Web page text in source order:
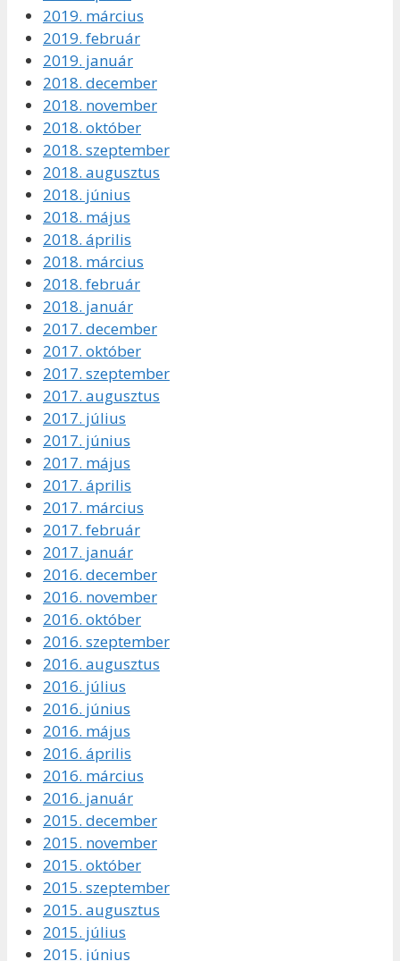
2019. március
2019. február
2019. január
2018. december
2018. november
2018. október
2018. szeptember
2018. augusztus
2018. június
2018. május
2018. április
2018. március
2018. február
2018. január
2017. december
2017. október
2017. szeptember
2017. augusztus
2017. július
2017. június
2017. május
2017. április
2017. március
2017. február
2017. január
2016. december
2016. november
2016. október
2016. szeptember
2016. augusztus
2016. július
2016. június
2016. május
2016. április
2016. március
2016. január
2015. december
2015. november
2015. október
2015. szeptember
2015. augusztus
2015. július
2015. június